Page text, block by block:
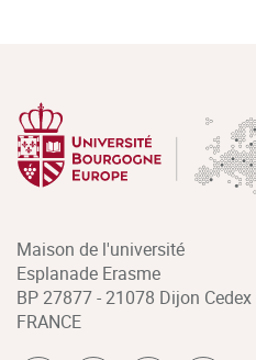
Maison de l'université
Esplanade Erasme
BP 27877 - 21078 Dijon Cedex
FRANCE